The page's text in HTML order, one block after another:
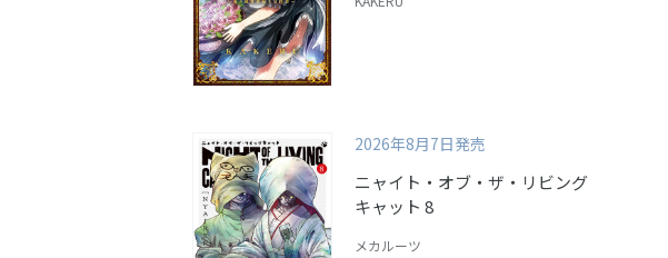
2026年8月7日発売
ニャイト・オブ・ザ・リビング
キャット 8
メカルーツ